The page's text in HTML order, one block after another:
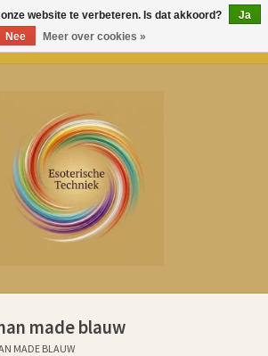
2011made blauw
MADE BLAUW
website te verbeteren. Is dat akkoord?
Ja
Nee
Meer over cookies »